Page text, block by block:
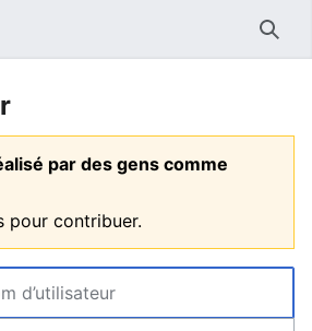
par des gens comme
pour contribuer.